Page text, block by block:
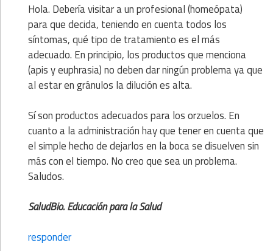
Hola. Debería visitar a un profesional (homeópata)
para que decida, teniendo en cuenta todos los
síntomas, qué tipo de tratamiento es el más
adecuado. En principio, los productos que menciona
(apis y euphrasia) no deben dar ningún problema ya que
al estar en gránulos la dilución es alta.
Sí son productos adecuados para los orzuelos. En
cuanto a la administración hay que tener en cuenta que
el simple hecho de dejarlos en la boca se disuelven sin
más con el tiempo. No creo que sea un problema.
Saludos.
SaludBio. Educación para la Salud
responder